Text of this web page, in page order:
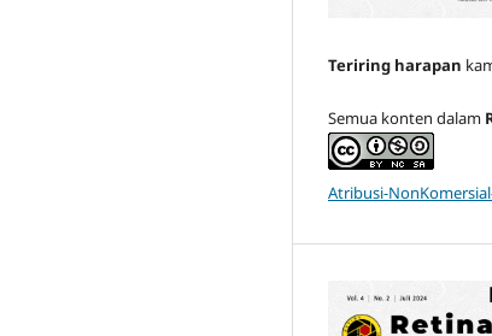
Teriring harapan
Semua konten dalam
Atribusi-